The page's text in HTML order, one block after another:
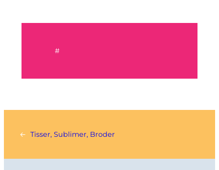
#
← Tisser, Sublimer, Broder